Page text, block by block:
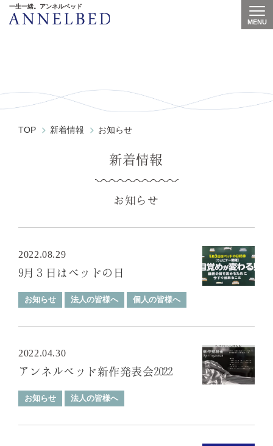
一生一緒。アンネルベッド
MENU
TOP 新着情報 お知らせ
新着情報
お知らせ
2022.08.29
9月３日はベッドの日
お知らせ 法人の皆様へ 個人の皆様へ
2022.04.30
アンネルベッド新作発表会2022
お知らせ 法人の皆様へ